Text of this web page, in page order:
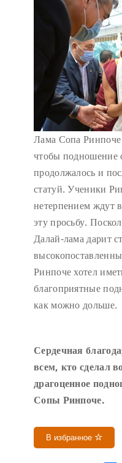
Лама Сопа Ринпоче
чтобы подношение
продолжалось и
статуй. Ученики
нетерпением ждут
эту просьбу.
Далай-лама дарит
Ринпоче хотел
благоприятные
как можно дольше.
Сердечная
всем, кто сделал
драгоценное
Сопы Ринпоче.
В избранное